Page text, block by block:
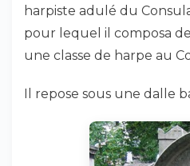
harpiste adulé du
pour lequel il composa
une classe de harpe au
Il repose sous une dalle